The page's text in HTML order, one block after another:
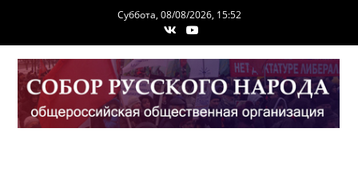
содержимому
Суббота, 08/08/2026, 15:52